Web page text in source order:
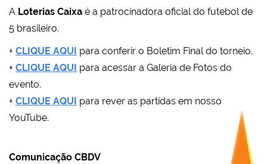
A Loterias Caixa é a patrocinadora oficial do futebol de
5 brasileiro.
+ CLIQUE AQUI para conferir o Boletim Final do torneio.
+ CLIQUE AQUI para acessar a Galeria de Fotos do
evento.
+ CLIQUE AQUI para rever as partidas em nosso
YouTube.
Comunicação CBDV